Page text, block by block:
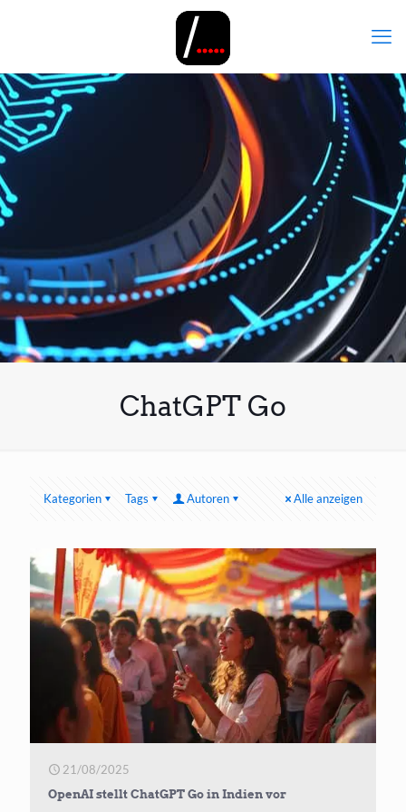
ChatGPT Go
Kategorien Tags Autoren Alle anzeigen
21/08/2025
OpenAI stellt ChatGPT Go in Indien vor